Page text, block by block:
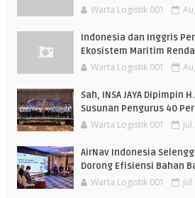
Warta Logistik 001
Indonesia dan Inggris
Ekosistem Maritim
Warta Logistik 001
Sah, INSA JAYA Dipimpin
Susunan Pengurus 40
Warta Logistik 001
AirNav Indonesia
Dorong Efisiensi Bahan
Warta Logistik 001